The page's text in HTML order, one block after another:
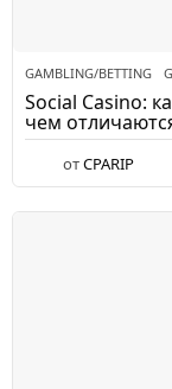
GAMBLING/BETTING
Social Casino:
чем
отCPARIP